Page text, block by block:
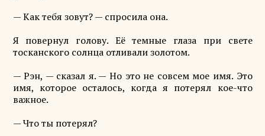
— Как тебя зовут? — спросила она.
Я повернул голову. Её темные глаза при свете
тосканского солнца отливали золотом.
— Рэн, — сказал я. — Но это не совсем мое имя. Это
имя, которое осталось, когда я потерял кое-что
важное.
— Что ты потерял?